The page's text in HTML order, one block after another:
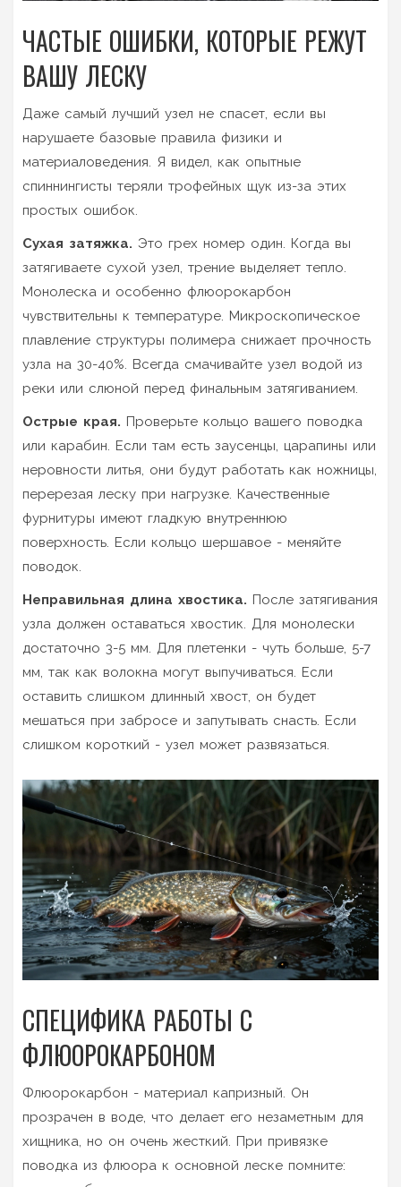
ЧАСТЫЕ ОШИБКИ, КОТОРЫЕ РЕЖУТ
ВАШУ ЛЕСКУ
Даже самый лучший узел не спасет, если вы
нарушаете базовые правила физики и
материаловедения. Я видел, как опытные
спиннингисты теряли трофейных щук из-за этих
простых ошибок.
Сухая затяжка. Это грех номер один. Когда вы
затягиваете сухой узел, трение выделяет тепло.
Монолеска и особенно флюорокарбон
чувствительны к температуре. Микроскопическое
плавление структуры полимера снижает прочность
узла на 30-40%. Всегда смачивайте узел водой из
реки или слюной перед финальным затягиванием.
Острые края. Проверьте кольцо вашего поводка
или карабин. Если там есть заусенцы, царапины или
неровности литья, они будут работать как ножницы,
перерезая леску при нагрузке. Качественные
фурнитуры имеют гладкую внутреннюю
поверхность. Если кольцо шершавое - меняйте
поводок.
Неправильная длина хвостика. После затягивания
узла должен оставаться хвостик. Для монолески
достаточно 3-5 мм. Для плетенки - чуть больше, 5-7
мм, так как волокна могут выпучиваться. Если
оставить слишком длинный хвост, он будет
мешаться при забросе и запутывать снасть. Если
слишком короткий - узел может развязаться.
СПЕЦИФИКА РАБОТЫ С
ФЛЮОРОКАРБОНОМ
Флюорокарбон - материал капризный. Он
прозрачен в воде, что делает его незаметным для
хищника, но он очень жесткий. При привязке
поводка из флюора к основной леске помните: